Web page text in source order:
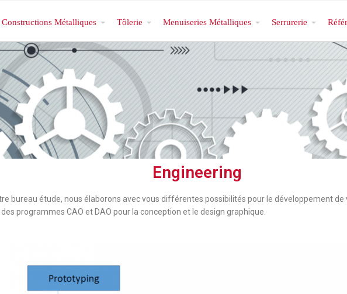
Constructions Métalliques Tôlerie Menuiseries Métalliques Serrurerie
Engineering
bureau étude, nous élaborons avec vous différentes possibilités pour le développement de
programmes CAO et DAO pour la conception et le design graphique.